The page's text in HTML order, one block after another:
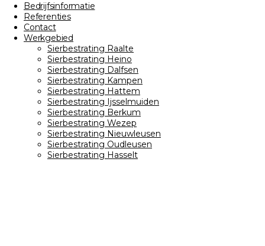
Bedrijfsinformatie
Referenties
Contact
Werkgebied
Sierbestrating Raalte
Sierbestrating Heino
Sierbestrating Dalfsen
Sierbestrating Kampen
Sierbestrating Hattem
Sierbestrating Ijsselmuiden
Sierbestrating Berkum
Sierbestrating Wezep
Sierbestrating Nieuwleusen
Sierbestrating Oudleusen
Sierbestrating Hasselt